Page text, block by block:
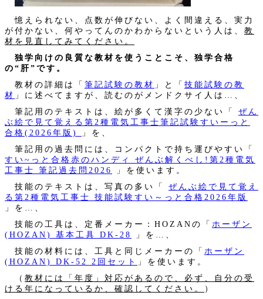
憶えられない、点数が伸びない、よく間違える、実力
が付かない、何やってんのかわからないという人は、 教
材を見直してみてください。
独学向けの良質な教材を使うことこそ、独学合格
の“肝”です。
教材の詳細は「 筆記試験の教材 」と「 技能試験の教
材 」に述べてますが、読むのがメンドクサイ人は…、
筆記用のテキストは、絵が多くて漢字の少ない「
ぜん
ぶ絵で見て覚える第2種電気工事士筆記試験すいーっと
合格(2026年版)
」を、
筆記用の過去問には、コンパクトで持ち運びやすい「
すい~っと合格赤のハンディ ぜんぶ解くべし!第2種電気
工事士 筆記過去問2026
」を使います。
技能のテキストは、写真の多い「
ぜんぶ絵で見て覚え
る第2種電気工事士 技能試験すい～っと合格2026年版
」を…、
技能の工具は、定番メーカー：HOZANの「 ホーザン
(HOZAN) 基本工具 DK-28
」を…、
技能の材料には、工具と同じメーカーの「 ホーザン
(HOZAN) DK-52 2回セット
」を使います。
（ 教材には「年度」対応があるので、必ず、自分の受
ける年になっているか、確認してください。
）